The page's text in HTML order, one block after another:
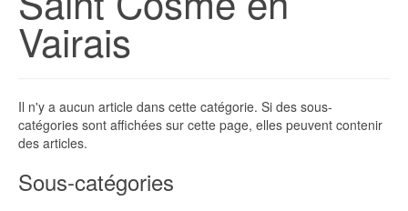
Vairais
Il n'y a aucun article dans cette catégorie. Si des sous-
catégories sont affichées sur cette page, elles peuvent contenir
des articles.
Sous-catégories